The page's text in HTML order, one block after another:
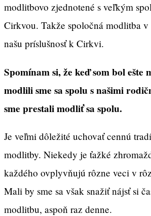
modlitbovo zjednotené s veľkým
Cirkvou. Takže spoločná modlitba
našu príslušnosť k Cirkvi.
Spomínam si, že keď som bol ešte
modlili sme sa spolu s našimi
sme prestali modliť sa spolu.
Je veľmi dôležité uchovať cennú
modlitby. Niekedy je ťažké
každého ovplyvňujú rôzne veci v
Mali by sme sa však snažiť nájsť si
modlitbu, aspoň raz denne.